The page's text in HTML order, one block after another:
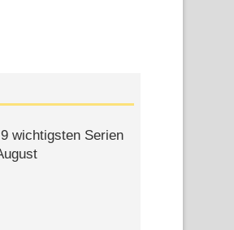
wichtigsten Serien